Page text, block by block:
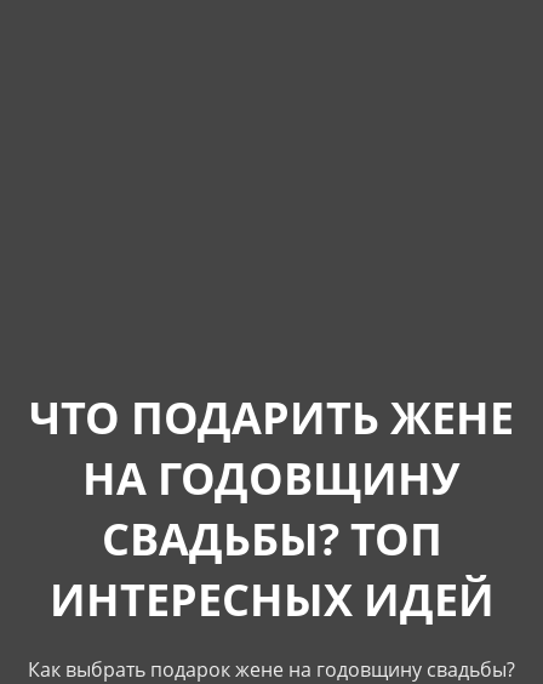
ЧТО ПОДАРИТЬ ЖЕНЕ
НА ГОДОВЩИНУ
СВАДЬБЫ? ТОП
ИНТЕРЕСНЫХ ИДЕЙ
Как выбрать подарок жене на годовщину свадьбы?